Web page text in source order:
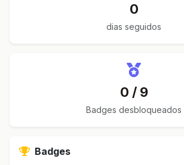
0
dias seguidos
0 / 9
Badges desbloqueados
Badges